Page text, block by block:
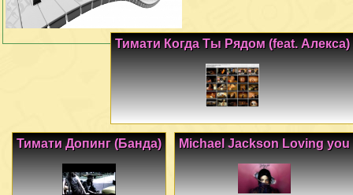
Тимати Когда Ты Рядом (feat. Алекса)
Michael Jackson Loving you
Тимати Допинг (Банда)